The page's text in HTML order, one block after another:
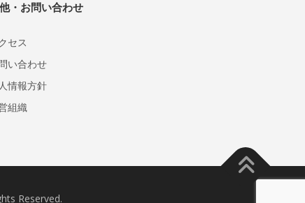
・お問い合わせ
セス
い合わせ
情報方針
組織
Reserved.